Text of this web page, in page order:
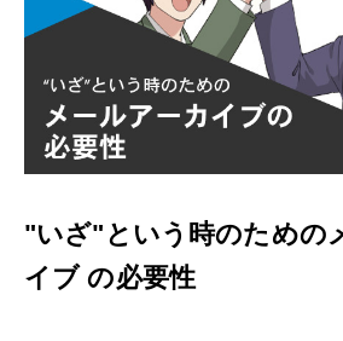
"いざ"という時のための
イブ の必要性